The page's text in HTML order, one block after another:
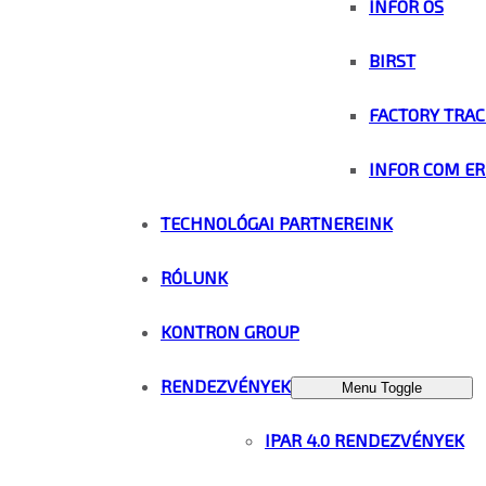
INFOR OS
BIRST
FACTORY
INFOR COM
TECHNOLÓGAI PARTNEREINK
RÓLUNK
KONTRON GROUP
RENDEZVÉNYEK Menu Toggle
IPAR 4.0 RENDEZVÉNYEK